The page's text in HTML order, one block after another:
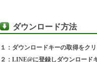
ダウンロード方法
１：ダウンロードキーの取得をク
２：LINE@に登録しダウンロード